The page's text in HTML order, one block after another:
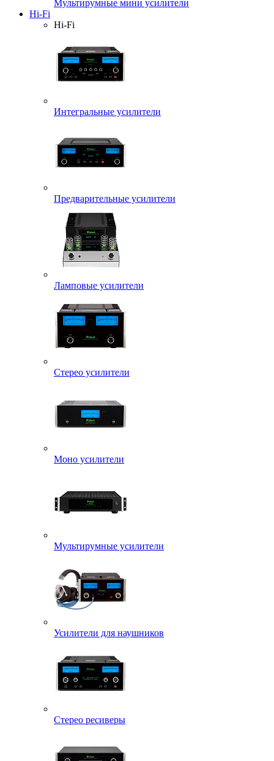
Мультирумные мини усилители
Hi-Fi
Hi-Fi
Интегральные усилители
Предварительные усилители
Ламповые усилители
Стерео усилители
Моно усилители
Мультирумные усилители
Усилители для наушников
Стерео ресиверы